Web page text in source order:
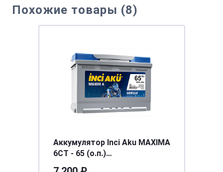
Похожие товары (8)
Аккумулятор Inci Aku MAXIMA
6СТ - 65 (о.п.)